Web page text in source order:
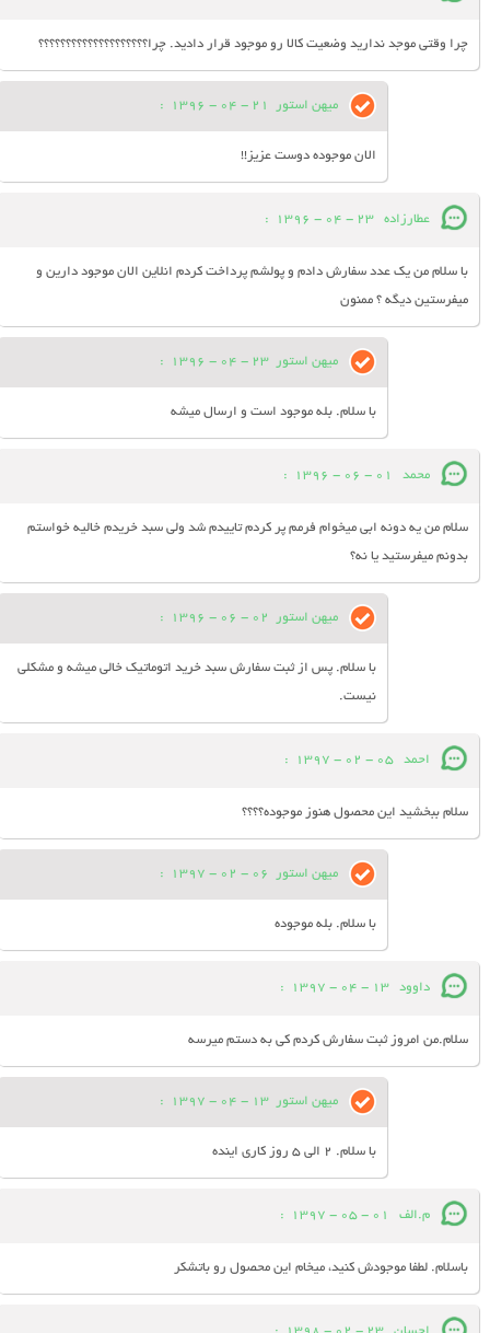
چرا وقتی موجد ندارید وضعیت کالا رو موجود قرار دادید. چرا؟؟؟؟؟؟؟؟؟؟؟؟؟؟؟؟؟؟؟؟
میهن استور 21 - 04 - 1396
:
الان موجوده دوست عزیز!!
عطارزاده 23 - 04 - 1396
:
با سلام من يك عدد سفارش دادم و پولشم پرداخت كردم انلاين الان موجود دارين و
ميفرستين ديگه ؟ ممنون
میهن استور 23 - 04 - 1396
:
با سلام. بله موجود است و ارسال میشه
محمد 01 - 06 - 1396
:
سلام من یه دونه ابی میخوام فرمم پر کردم تاییدم شد ولی سبد خریدم خالیه خواستم
بدونم میفرستید یا نه؟
میهن استور 02 - 06 - 1396
:
با سلام. پس از ثبت سفارش سبد خرید اتوماتیک خالی میشه و مشکلی
نیست.
احمد 05 - 02 - 1397
:
سلام ببخشید این محصول هنوز موجوده؟؟؟؟
میهن استور 06 - 02 - 1397
:
با سلام. بله موجوده
داوود 13 - 04 - 1397
:
سلام.من امروز ثبت سفارش کردم کی به دستم میرسه
میهن استور 13 - 04 - 1397
:
با سلام. 2 الی 5 روز کاری اینده
م.الف 01 - 05 - 1397
:
باسلام. لطفا موجودش کنید، میخام این محصول رو باتشکر